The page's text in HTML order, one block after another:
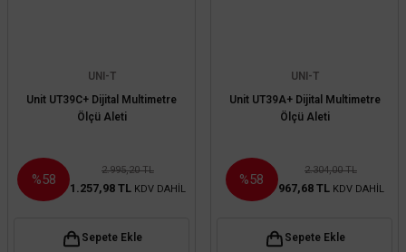
UNI-T
Unit UT39C+ Dijital Multimetre
Ölçü Aleti
%58
2.995,20 TL
1.257,98 TL KDV DAHİL
Sepete Ekle
UNI-T
Unit UT39A+ Dijital Multimetre
Ölçü Aleti
%58
2.304,00 TL
967,68 TL KDV DAHİL
Sepete Ekle